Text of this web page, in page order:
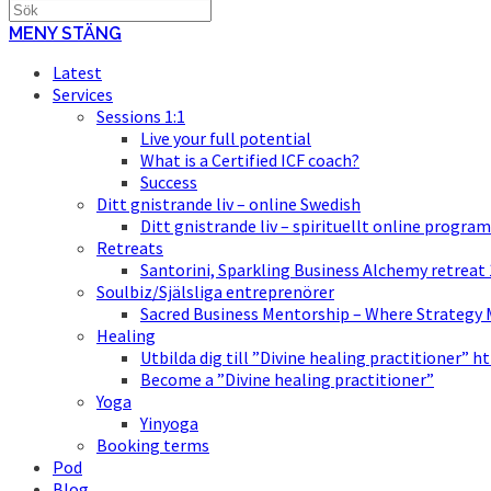
MENY STÄNG
Latest
Services
Sessions 1:1
Live your full potential
What is a Certified ICF coach?
Success
Ditt gnistrande liv – online Swedish
Ditt gnistrande liv – spirituellt online program
Retreats
Santorini, Sparkling Business Alchemy retreat
Soulbiz/Själsliga entreprenörer
Sacred Business Mentorship – Where Strategy
Healing
Utbilda dig till ”Divine healing practitioner” ht
Become a ”Divine healing practitioner”
Yoga
Yinyoga
Booking terms
Pod